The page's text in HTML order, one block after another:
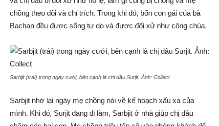
chồng theo dõi và chỉ trích. Trong khi đó, bốn con gái của bà
Bachan đều được sống tự do và được đối xử như công chúa.
Sarbjit (trái) trong ngày cưới, bên cạnh là chị dâu Surjit. Ảnh: Collect
Sarbjit nhớ lại ngày mẹ chồng nói về kế hoạch xấu xa của
mình. Khi đó, Surjit đang đi làm, Sarbjit ở nhà giúp chị dâu